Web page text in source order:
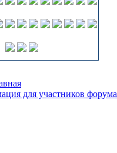
для участников форума